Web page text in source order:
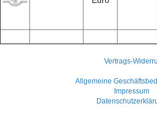
Vertrags-
Allgemeine
Impressum